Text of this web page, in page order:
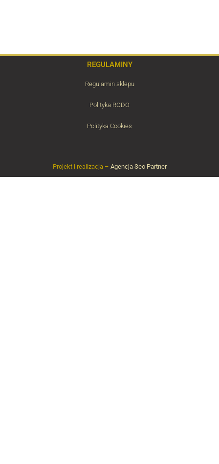
REGULAMINY
Regulamin sklepu
Polityka RODO
Polityka Cookies
Projekt i realizacja – Agencja Seo Partner